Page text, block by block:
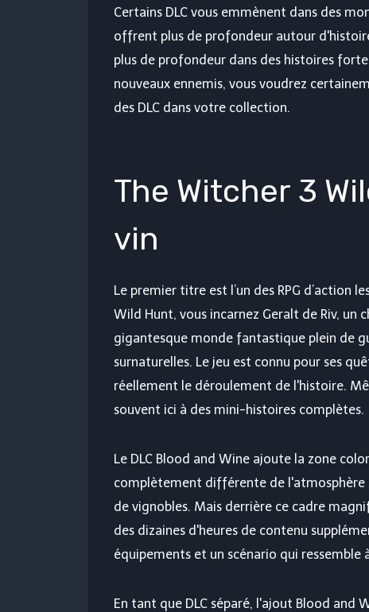
Certains DLC vous emmènent dans des
offrent plus de profondeur autour
plus de profondeur dans des histoires
nouveaux ennemis, vous voudrez
des DLC dans votre collection.
The Witcher 3
vin
Le premier titre est l’un des RPG d’action
Wild Hunt, vous incarnez Geralt de Riv, un
gigantesque monde fantastique plein de
surnaturelles. Le jeu est connu pour ses
réellement le déroulement de l'histoire.
souvent ici à des mini-histoires complètes.
Le DLC Blood and Wine ajoute la zone
complètement différente de l'atmosphère
de vignobles. Mais derrière ce cadre
des dizaines d'heures de contenu
équipements et un scénario qui
En tant que DLC séparé, l'ajout Blood and